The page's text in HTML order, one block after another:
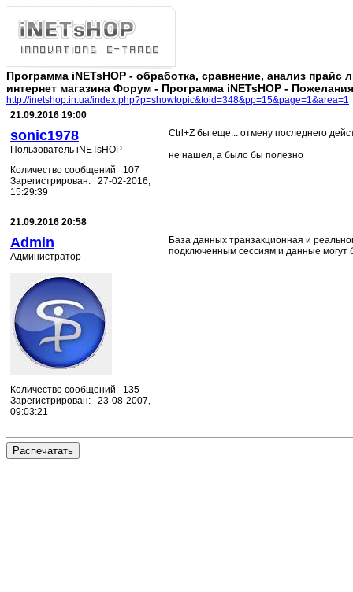
Программа iNETsHOP - обработка, сравнение, анализ прайс
интернет магазина Форум - Программа iNETsHOP -
http://inetshop.in.ua/index.php?p=showtopic&toid=348&pp=15&page=1&area=1
21.09.2016 19:00
sonic1978
Пользователь iNETsHOP
Количество сообщений 107
Зарегистрирован: 27-02-2016,
15:29:39
Ctrl+Z бы еще... отмену последнего
не нашел, а было бы полезно
21.09.2016 20:58
Admin
Администратор
Количество сообщений 135
Зарегистрирован: 23-08-2007,
09:03:21
База данных транзакционная и
подключенным сессиям и данные